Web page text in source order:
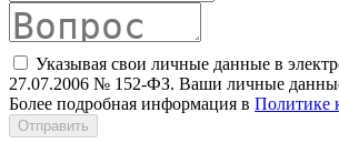
Указывая свои личные данные в
27.07.2006 № 152-ФЗ. Ваши личные данные
Более подробная информация в Политике
Отправить